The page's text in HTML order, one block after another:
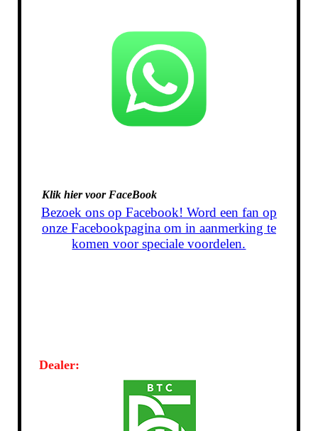
Klik hier voor FaceBook
Bezoek ons op Facebook! Word een fan op
onze Facebookpagina om in aanmerking te
komen voor speciale voordelen.
Dealer: